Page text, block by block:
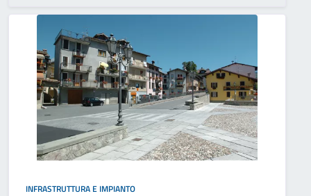
INFRASTRUTTURA E IMPIANTO